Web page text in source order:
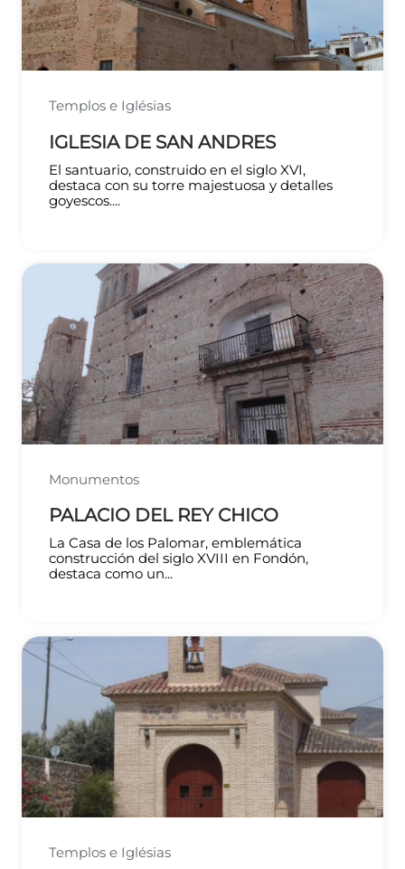
Templos e Iglésias
IGLESIA DE SAN ANDRES
El santuario, construido en el siglo XVI,
destaca con su torre majestuosa y detalles
goyescos....
Monumentos
PALACIO DEL REY CHICO
La Casa de los Palomar, emblemática
construcción del siglo XVIII en Fondón,
destaca como un...
Templos e Iglésias